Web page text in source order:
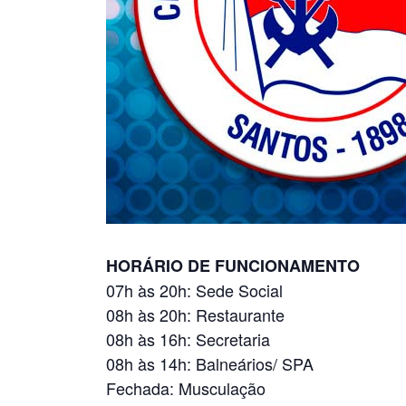
HORÁRIO DE FUNCIONAMENTO
07h às 20h: Sede Social
08h às 20h: Restaurante
08h às 16h: Secretaria
08h às 14h: Balneários/ SPA
Fechada: Musculação